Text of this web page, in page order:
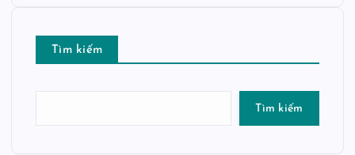
â
Tìm kiếm
Tìm kiếm